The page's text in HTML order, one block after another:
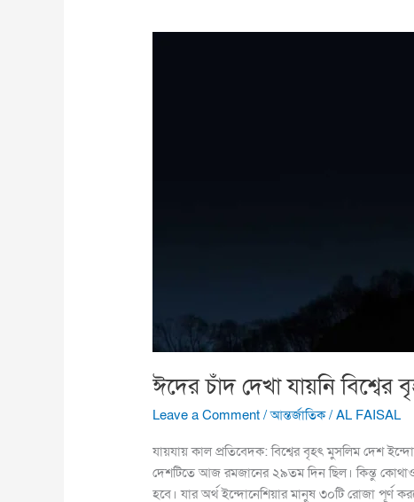
ঈদের চাঁদ দেখা যায়নি
Leave a Comment /আন্তর্জাতিক/AL FAISAL
যায়যায় কাল প্রতিবেদক: বিশ্বের বৃহৎ মুসলিম দেশ
দেশটিতে আজ রমজানের ২৯তম দিন ছিল। কিন্তু
হবে। যার অর্থ ইন্দোনেশিয়ার মানুষ ৩০টি রোজা পূর্ণ